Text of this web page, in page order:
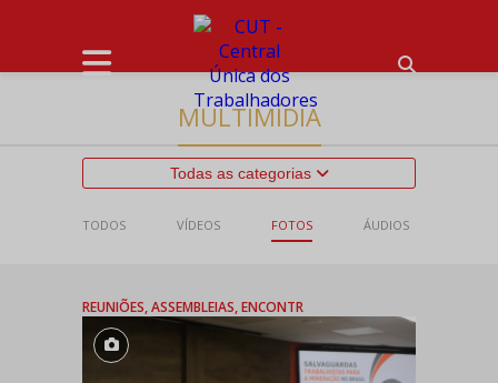
MULTIMÍDIA
Todas as categorias
TODOS VÍDEOS FOTOS ÁUDIOS
REUNIÕES, ASSEMBLEIAS, ENCONTR